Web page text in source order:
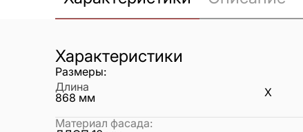
Характеристики
Размеры:
Длина
868 мм X
Материал фасада: